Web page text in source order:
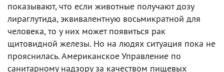
показывают, что если животные получают дозу
лираглутида, эквивалентную восьмикратной для
человека, то у них может появиться рак
щитовидной железы. Но на людях ситуация пока не
прояснилась. Американское Управление по
санитарному надзору за качеством пищевых